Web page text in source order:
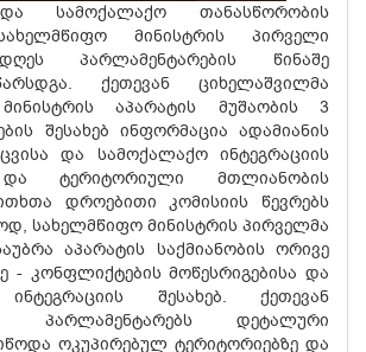
სამოქალაქო თანასწორობის
მინისტრის პირველი
პარლამენტარების წინაშე
ქეთევან ციხელაშვილმა
აპარატის მუშაობის 3
შესახებ ინფორმაცია ადამიანის
და სამოქალაქო ინტეგრაციის
და ტერიტორიული მთლიანობის
დროებითი კომისიის წევრებს
სახელმწიფო მინისტრის პირველმა
აპარატის საქმიანობის ორივე
- კონფლიქტების მოწესრიგებისა და
შესახებ. ქეთევან
პარლამენტარებს დეტალური
ოკუპირებულ ტერიტორიებზე და